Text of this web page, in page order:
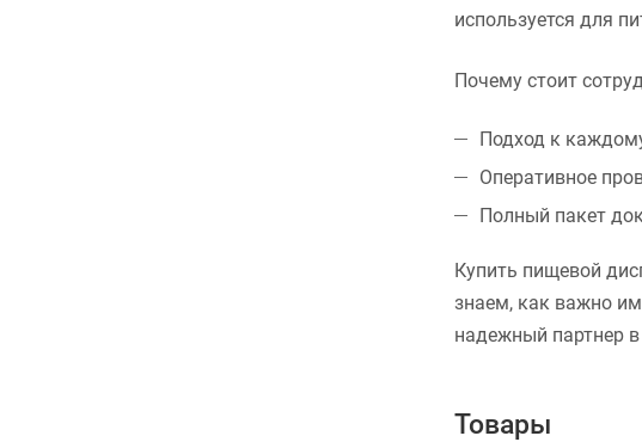
используется для
Почему стоит
Подход к
Оперативное
Полный пакет
Купить пищевой
знаем, как важно
надежный партнер
Товары